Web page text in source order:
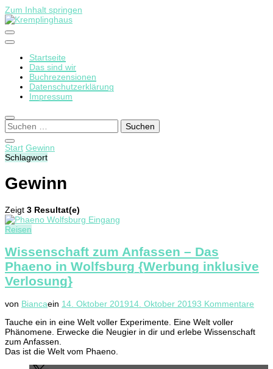
Zum Inhalt springen
Kremplinghaus
Startseite
Das sind wir
Buchrezensionen
Datenschutzerklärung
Impressum
Suchen
nach:
Start Gewinn
Schlagwort
Gewinn
Zeigt 3 Resultat(e)
Reisen
Wissenschaft zum Anfassen – Das
Phaeno in Wolfsburg {Werbung inklusive
Verlosung}
von Biancaein 14. Oktober 201914. Oktober 20193 Kommentare
Tauche ein in eine Welt voller Experimente. Eine Welt voller
Phänomene. Erwecke die Neugier in dir und erlebe Wissenschaft
zum Anfassen.
Das ist die Welt vom Phaeno.